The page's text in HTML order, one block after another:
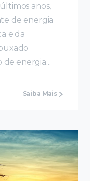
anos,
de energia
e da
energia...
Saiba Mais